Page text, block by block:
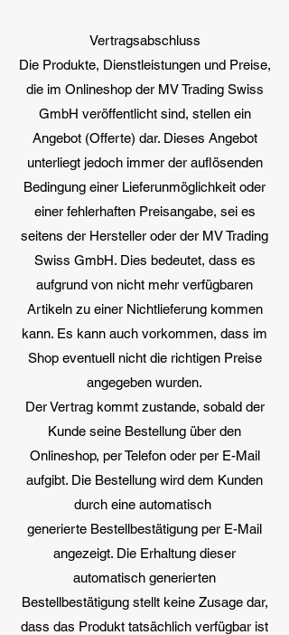
Vertragsabschluss
Die Produkte, Dienstleistungen und Preise,
die im Onlineshop der MV Trading Swiss
GmbH veröffentlicht sind, stellen ein
Angebot (Offerte) dar. Dieses Angebot
unterliegt jedoch immer der auflösenden
Bedingung einer Lieferunmöglichkeit oder
einer fehlerhaften Preisangabe, sei es
seitens der Hersteller oder der MV Trading
Swiss GmbH. Dies bedeutet, dass es
aufgrund von nicht mehr verfügbaren
Artikeln zu einer Nichtlieferung kommen
kann. Es kann auch vorkommen, dass im
Shop eventuell nicht die richtigen Preise
angegeben wurden.
Der Vertrag kommt zustande, sobald der
Kunde seine Bestellung über den
Onlineshop, per Telefon oder per E-Mail
aufgibt. Die Bestellung wird dem Kunden
durch eine automatisch
generierte Bestellbestätigung per E-Mail
angezeigt. Die Erhaltung dieser
automatisch generierten
Bestellbestätigung stellt keine Zusage dar,
dass das Produkt tatsächlich verfügbar ist